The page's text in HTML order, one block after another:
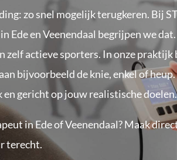
zo snel mogelijk terugkeren. Bij
en Veenendaal begrijpen we
actieve sporters. In onze praktijk
bijvoorbeeld de knie, enkel of heup.
gericht op jouw realistische doelen.
in Ede of Veenendaal? Maak
terecht.